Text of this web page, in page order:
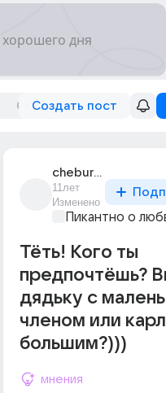
Создать пост
cheburashkin_2
11лет
Изменено
Пикантно о
Тёть! Кого ты
предпочтёшь?
дядьку с
членом или
большим?)))
мнения